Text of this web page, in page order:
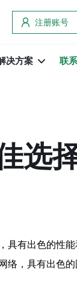
注册账号
决方案 联
选
有出色的性能
，具有出色的